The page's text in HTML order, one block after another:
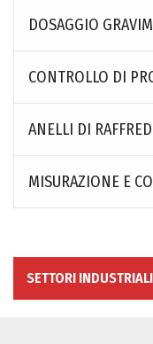
DOSAGGIO
CONTROLLO DI
ANELLI DI
MISURAZIONE E
SETTORI INDUSTRIALI